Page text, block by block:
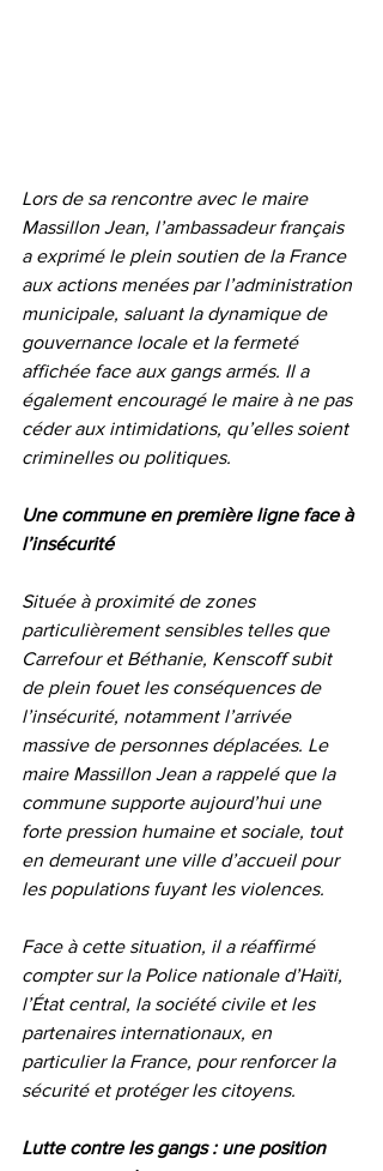
Lors de sa rencontre avec le maire
Massillon Jean, l’ambassadeur français
a exprimé le plein soutien de la France
aux actions menées par l’administration
municipale, saluant la dynamique de
gouvernance locale et la fermeté
affichée face aux gangs armés. Il a
également encouragé le maire à ne pas
céder aux intimidations, qu’elles soient
criminelles ou politiques.
Une commune en première ligne face à
l’insécurité
Située à proximité de zones
particulièrement sensibles telles que
Carrefour et Béthanie, Kenscoff subit
de plein fouet les conséquences de
l’insécurité, notamment l’arrivée
massive de personnes déplacées. Le
maire Massillon Jean a rappelé que la
commune supporte aujourd’hui une
forte pression humaine et sociale, tout
en demeurant une ville d’accueil pour
les populations fuyant les violences.
Face à cette situation, il a réaffirmé
compter sur la Police nationale d’Haïti,
l’État central, la société civile et les
partenaires internationaux, en
particulier la France, pour renforcer la
sécurité et protéger les citoyens.
Lutte contre les gangs : une position